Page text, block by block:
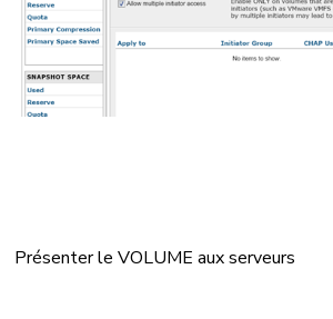
Présenter le VOLUME aux serveurs